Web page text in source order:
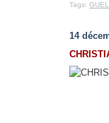
Tags:
14